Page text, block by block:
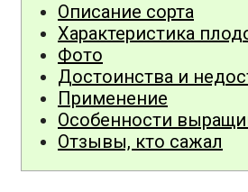
Описание сорта
Характеристика
Фото
Достоинства и
Применение
Особенности
Отзывы, кто сажал